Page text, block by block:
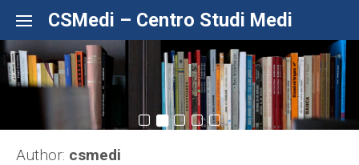
CSMedi – Centro Studi Medi
Author: csmedi